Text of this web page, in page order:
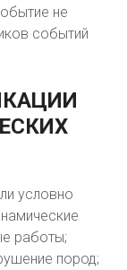
не
событий
условно
работы;
пород;